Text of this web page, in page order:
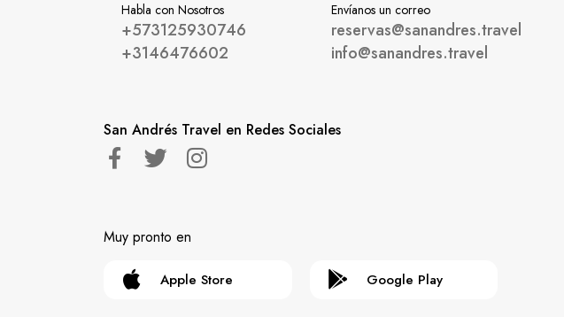
Habla con Nosotros
+573125930746
+3146476602
Envíanos un correo
reservas@sanandres.travel
info@sanandres.travel
San Andrés Travel en Redes Sociales
Muy pronto en
Apple Store Google Play